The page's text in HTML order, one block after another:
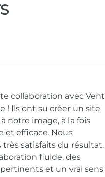
collaboration avec Vent
! Ils ont su créer un site
notre image, à la fois
et efficace. Nous
très satisfaits du résultat.
fluide, des
et un vrai sens